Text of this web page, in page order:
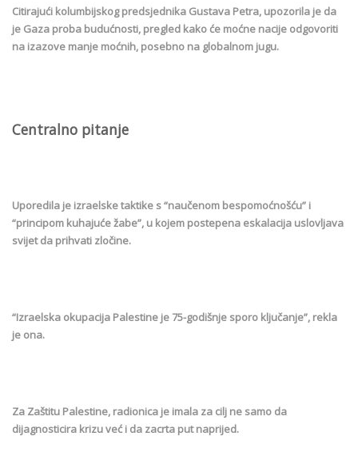
Citirajući kolumbijskog predsjednika Gustava Petra, upozorila je da
je Gaza proba budućnosti, pregled kako će moćne nacije odgovoriti
na izazove manje moćnih, posebno na globalnom jugu.
Centralno pitanje
Uporedila je izraelske taktike s “naučenom bespomoćnošću” i
“principom kuhajuće žabe”, u kojem postepena eskalacija uslovljava
svijet da prihvati zločine.
“Izraelska okupacija Palestine je 75-godišnje sporo ključanje”, rekla
je ona.
Za Zaštitu Palestine, radionica je imala za cilj ne samo da
dijagnosticira krizu već i da zacrta put naprijed.